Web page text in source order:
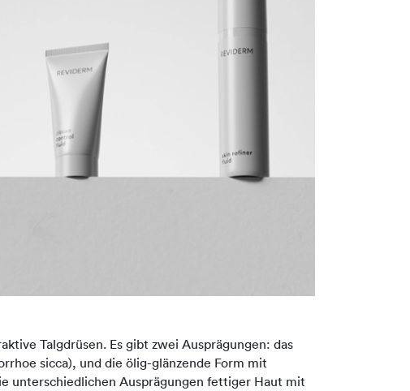
Talgdrüsen. Es gibt zwei Ausprägungen: das
sicca), und die ölig-glänzende Form mit
unterschiedlichen Ausprägungen fettiger Haut mit